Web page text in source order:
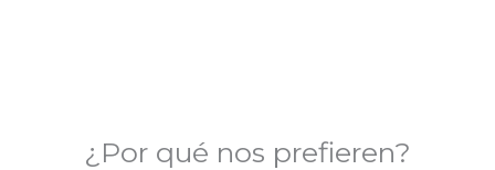
¿Por qué nos prefieren?